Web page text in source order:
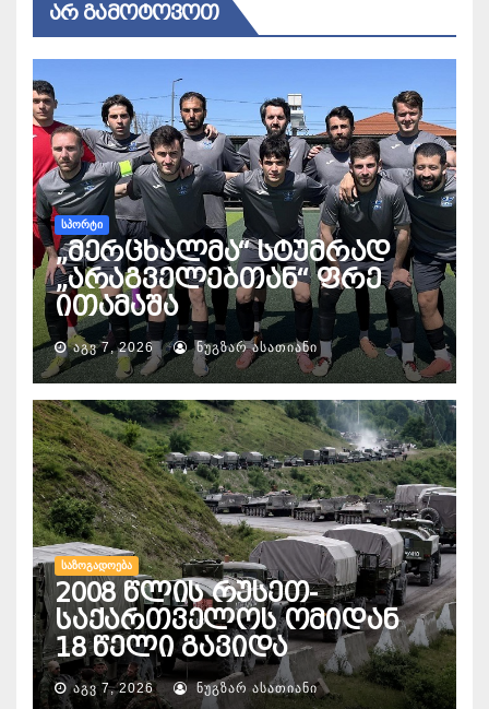
ᲐᲠ ᲒᲐᲛᲝᲢᲝᲕᲝᲗ
ᲡᲞᲝᲠᲢᲘ
„მერცხალმა“ სტუმრად
„არაგველებთან“ ფრე
ითამაშა
ᲐᲒᲕ 7, 2026 ᲜᲣᲒᲖᲐᲠ ᲐᲡᲐᲗᲘᲐᲜᲘ
ᲡᲐᲖᲝᲒᲐᲓᲝᲔᲑᲐ
2008 წლის რუსეთ-
საქართველოს ომიდან
18 წელი გავიდა
ᲐᲒᲕ 7, 2026 ᲜᲣᲒᲖᲐᲠ ᲐᲡᲐᲗᲘᲐᲜᲘ